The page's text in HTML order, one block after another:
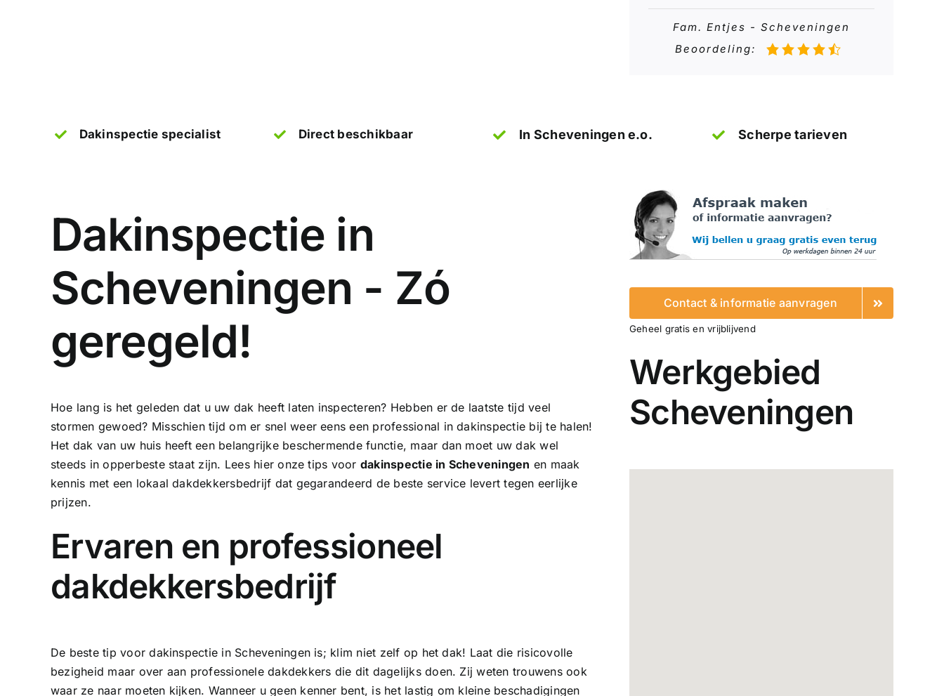
Fam. Entjes - Scheveningen
Beoordeling:
Dakinspectie specialist Direct beschikbaar In Scheveningen e.o. Scherpe tarieven
Dakinspectie in
Scheveningen - Zó
geregeld!
Hoe lang is het geleden dat u uw dak heeft laten inspecteren? Hebben er de laatste tijd veel
stormen gewoed? Misschien tijd om er snel weer eens een professional in dakinspectie bij te halen!
Het dak van uw huis heeft een belangrijke beschermende functie, maar dan moet uw dak wel
steeds in opperbeste staat zijn. Lees hier onze tips voor dakinspectie in Scheveningen en maak
kennis met een lokaal dakdekkersbedrijf dat gegarandeerd de beste service levert tegen eerlijke
prijzen.
Ervaren en professioneel
dakdekkersbedrijf
De beste tip voor dakinspectie in Scheveningen is; klim niet zelf op het dak! Laat die risicovolle
bezigheid maar over aan professionele dakdekkers die dit dagelijks doen. Zij weten trouwens ook
waar ze naar moeten kijken. Wanneer u geen kenner bent, is het lastig om kleine beschadigingen
Contact & informatie aanvragen
Geheel gratis en vrijblijvend
Werkgebied
Scheveningen